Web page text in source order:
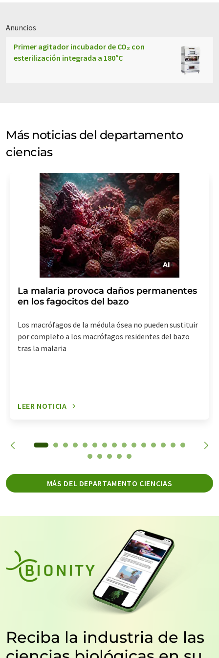
Anuncios
Primer agitador incubador de CO₂ con
esterilización integrada a 180°C
Más noticias del departamento
ciencias
La malaria provoca daños permanentes
en los fagocitos del bazo
Los macrófagos de la médula ósea no pueden sustituir
por completo a los macrófagos residentes del bazo
tras la malaria
LEER NOTICIA
MÁS DEL DEPARTAMENTO CIENCIAS
Reciba la industria de las